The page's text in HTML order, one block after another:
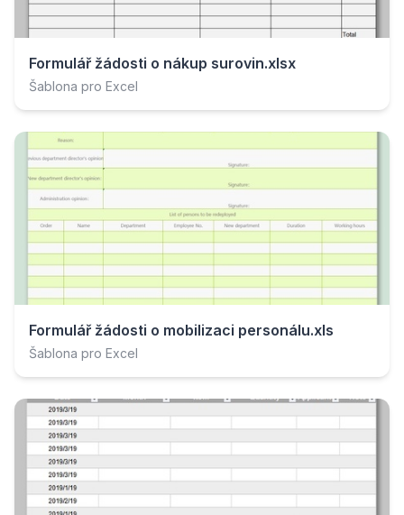
Formulář žádosti o nákup surovin.xlsx
Šablona pro Excel
Formulář žádosti o mobilizaci personálu.xls
Šablona pro Excel